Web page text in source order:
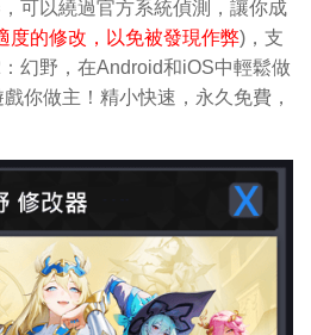
可以繞過官方系統偵測，讓你成
度的修改，以免被發現作弊)，支
幻野，在Android和iOS中輕鬆做
你做主！精小快速，永久免費，